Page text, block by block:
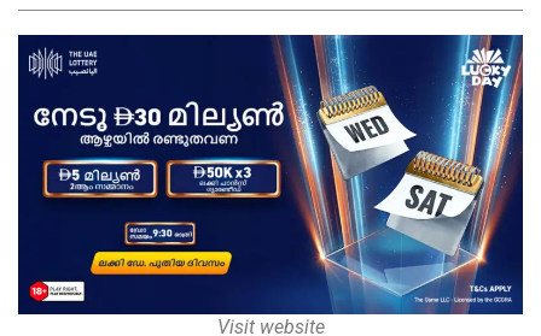
Visit website